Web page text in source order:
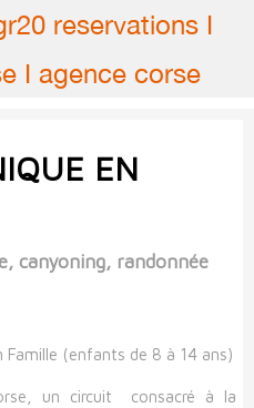
reservations I
I agence corse
EN
canyoning, randonnée
Famille (enfants de 8 à 14 ans)
un circuit consacré à la